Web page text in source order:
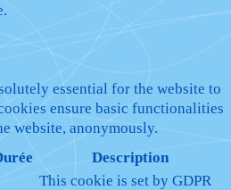
essential for the website to
ensure basic functionalities
website, anonymously.
Description
This cookie is set by GDPR